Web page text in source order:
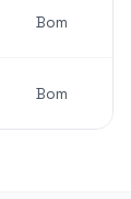
Bom
Bom